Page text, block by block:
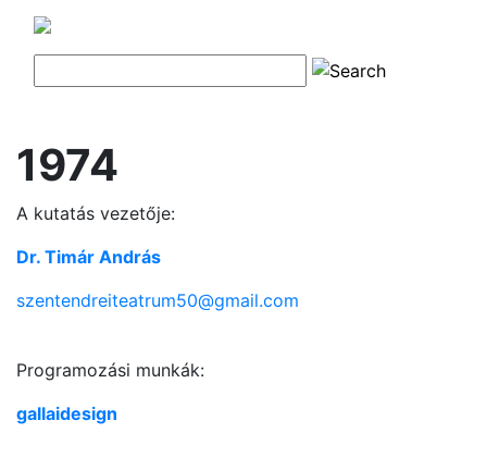
1974
A kutatás vezetője:
Dr. Timár András
szentendreiteatrum50@gmail.com
Programozási munkák:
gallaidesign